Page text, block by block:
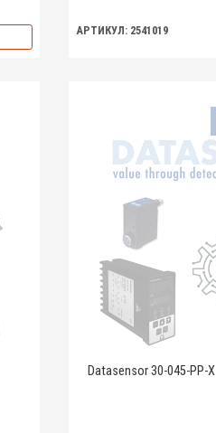
АРТИКУЛ: 2541019
Datasensor 30-045-PP-X